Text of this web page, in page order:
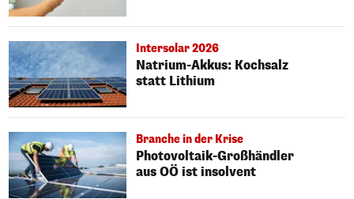
Intersolar 2026
Natrium-Akkus: Kochsalz
statt Lithium
Branche in der Krise
Photovoltaik-Großhändler
aus OÖ ist insolvent